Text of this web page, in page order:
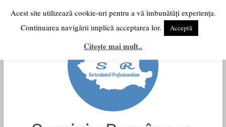
Skip
content
Acest site utilizează cookie-uri pentru a vă îmbunătăți experiența.
Continuarea navigării implică acceptarea lor.
Acceptă
Citește mai mult..